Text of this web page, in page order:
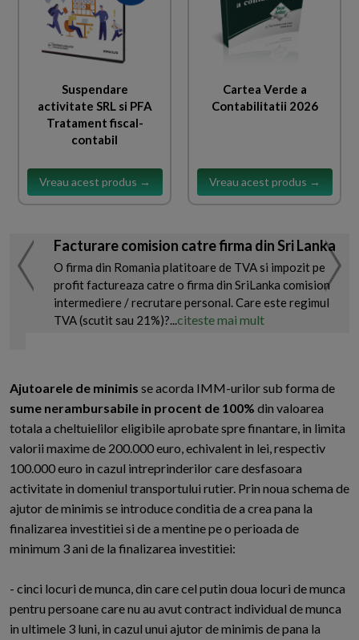
Suspendare
activitate SRL si PFA
Tratament fiscal-
contabil
Vreau acest produs →
Cartea Verde a
Contabilitatii 2026
Vreau acest produs →
Facturare comision catre firma din Sri Lanka
O firma din Romania platitoare de TVA si impozit pe
profit factureaza catre o firma din SriLanka comision
intermediere / recrutare personal. Care este regimul
TVA (scutit sau 21%)?...citeste mai mult
Ajutoarele de minimis se acorda IMM-urilor sub forma de
sume nerambursabile in procent de 100% din valoarea
totala a cheltuielilor eligibile aprobate spre finantare, in limita
valorii maxime de 200.000 euro, echivalent in lei, respectiv
100.000 euro in cazul intreprinderilor care desfasoara
activitate in domeniul transportului rutier. Prin noua schema de
ajutor de minimis se introduce conditia de a crea pana la
finalizarea investitiei si de a mentine pe o perioada de
minimum 3 ani de la finalizarea investitiei:
- cinci locuri de munca, din care cel putin doua locuri de munca
pentru persoane care nu au avut contract individual de munca
in ultimele 3 luni, in cazul unui ajutor de minimis de pana la